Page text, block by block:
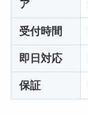
ア
受付時間
即日対応
保証